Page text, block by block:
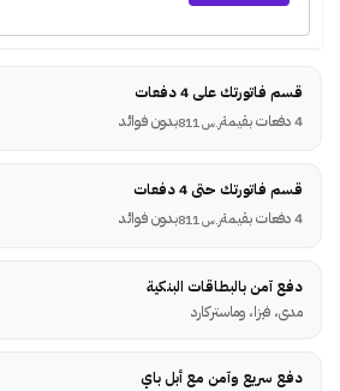
قسم فاتورتك على 4 دفعات
4 دفعات بقيمة
ر.س بدون فوائد
قسم فاتورتك حتى 4 دفعات
4 دفعات بقيمة
ر.س بدون فوائد
دفع آمن بالبطاقات البنكية
مدى، فيزا، وماستركارد
دفع سريع وآمن مع أبل باي